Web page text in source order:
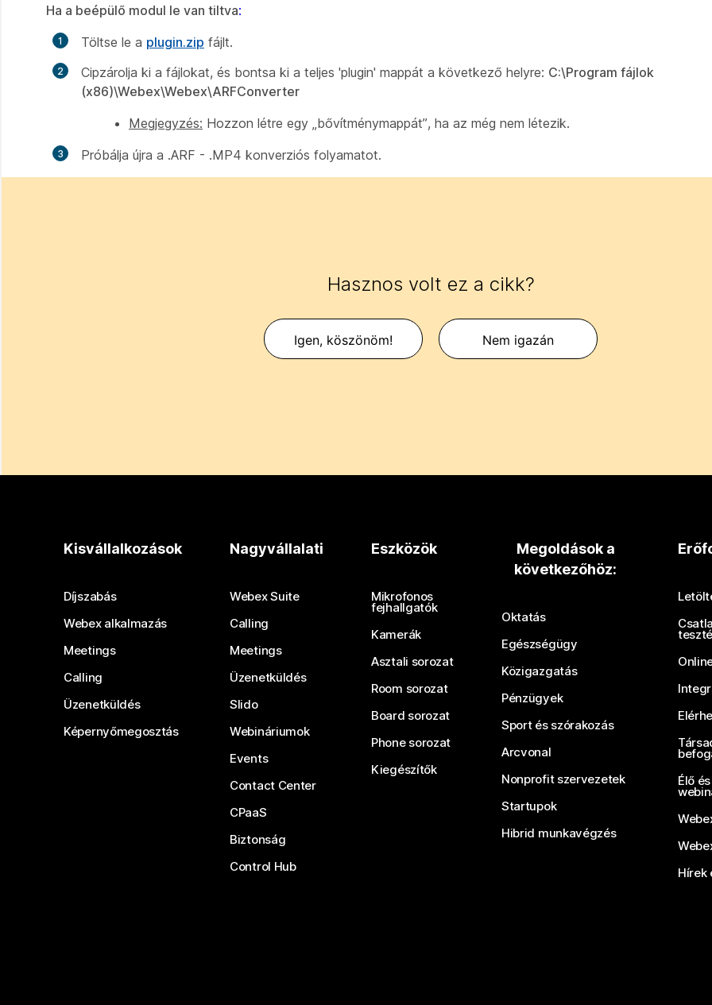
Ha a beépülő modul le van tiltva:
Töltse le a plugin.zip fájlt.
Cipzárolja ki a fájlokat, és bontsa ki a teljes 'plugin' mappát a következő helyre: C:\Program fájlok
(x86)\Webex\Webex\ARFConverter
Megjegyzés: Hozzon létre egy „bővítménymappát”, ha az még nem létezik.
Próbálja újra a .ARF - .MP4 konverziós folyamatot.
Hasznos volt ez a cikk?
Igen, köszönöm! Nem igazán
Kisvállalkozások
Díjszabás
Webex alkalmazás
Meetings
Calling
Üzenetküldés
Képernyőmegosztás
Nagyvállalati
Webex Suite
Calling
Meetings
Üzenetküldés
Slido
Webináriumok
Events
Contact Center
CPaaS
Biztonság
Control Hub
Eszközök
Mikrofonos
fejhallgatók
Kamerák
Asztali sorozat
Room sorozat
Board sorozat
Phone sorozat
Kiegészítők
Megoldások a
következőhöz:
Oktatás
Egészségügy
Közigazgatás
Pénzügyek
Sport és szórakozás
Arcvonal
Nonprofit szervezetek
Startupok
Hibrid munkavégzés
Élő
Hírek